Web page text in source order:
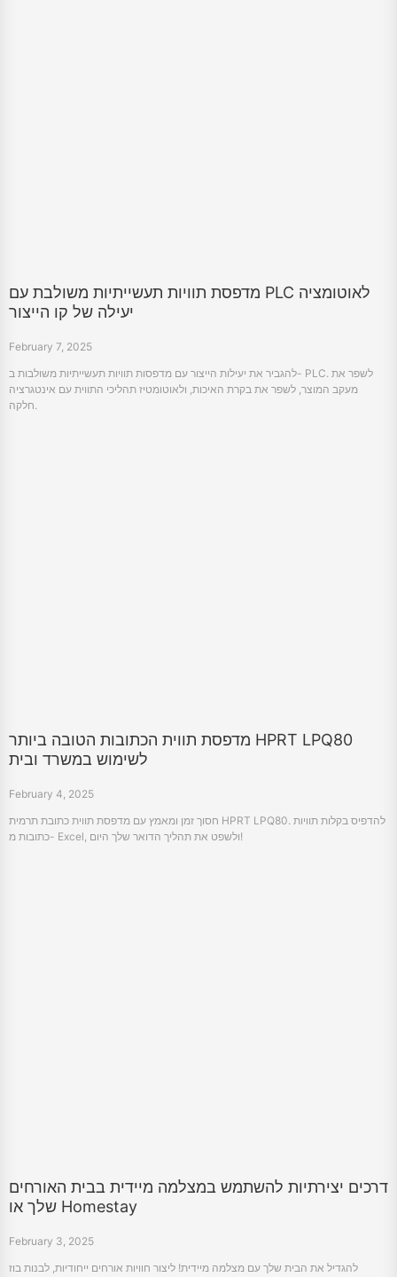
מדפסת תוויות תעשייתיות משולבת עם PLC לאוטומציה
יעילה של קו הייצור
February 7, 2025
להגביר את יעילות הייצור עם מדפסות תוויות תעשייתיות משולבות ב- PLC. לשפר את
מעקב המוצר, לשפר את בקרת האיכות, ולאוטומטיז תהליכי התווית עם אינטגרציה
חלקה.
מדפסת תווית הכתובות הטובה ביותר HPRT LPQ80
לשימוש במשרד ובית
February 4, 2025
חסוך זמן ומאמץ עם מדפסת תווית כתובת תרמית HPRT LPQ80. להדפיס בקלות תוויות
כתובות מ- Excel, ולשפט את תהליך הדואר שלך היום!
דרכים יצירתיות להשתמש במצלמה מיידית בבית האורחים
שלך או Homestay
February 3, 2025
להגדיל את הבית שלך עם מצלמה מיידית! ליצור חוויות אורחים ייחודיות, לבנות בוז